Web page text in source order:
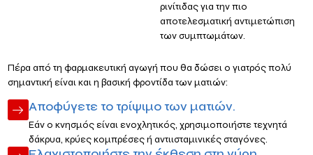
ρινίτιδας για την πιο
αποτελεσματική αντιμετώπιση
των συμπτωμάτων.
Πέρα από τη φαρμακευτική αγωγή που θα δώσει ο γιατρός πολύ
σημαντική είναι και η βασική φροντίδα των ματιών:
Αποφύγετε το τρίψιμο των ματιών.
Εάν ο κνησμός είναι ενοχλητικός, χρησιμοποιήστε τεχνητά
δάκρυα, κρύες κομπρέσες ή αντιισταμινικές σταγόνες.